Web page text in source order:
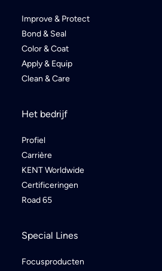
Improve & Protect
Bond & Seal
Color & Coat
Apply & Equip
Clean & Care
Het bedrijf
Profiel
Carrière
KENT Worldwide
Certificeringen
Road 65
Special Lines
Focusproducten